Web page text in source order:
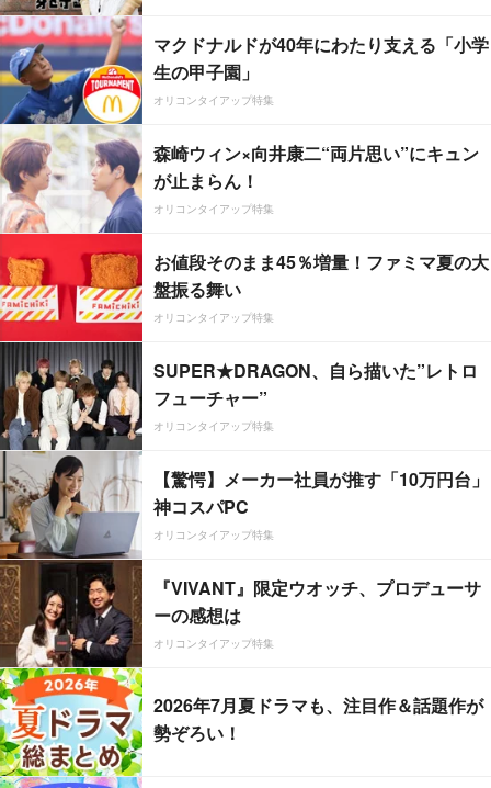
マクドナルドが40年にわたり支える「小学
生の甲子園」
オリコンタイアップ特集
森崎ウィン×向井康二“両片思い”にキュン
が止まらん！
オリコンタイアップ特集
お値段そのまま45％増量！ファミマ夏の大
盤振る舞い
オリコンタイアップ特集
SUPER★DRAGON、自ら描いた”レトロ
フューチャー”
オリコンタイアップ特集
【驚愕】メーカー社員が推す「10万円台」
神コスパPC
オリコンタイアップ特集
『VIVANT』限定ウオッチ、プロデューサ
ーの感想は
オリコンタイアップ特集
2026年7月夏ドラマも、注目作＆話題作が
勢ぞろい！